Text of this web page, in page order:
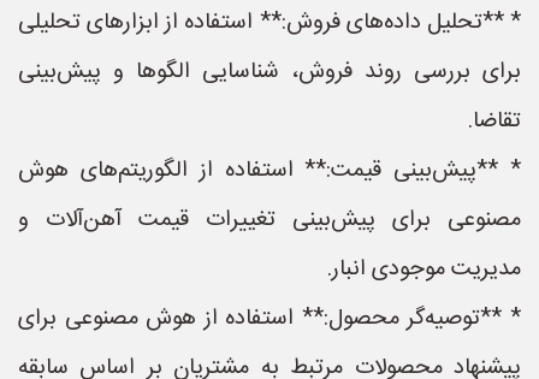
* **تحلیل داده‌های فروش:** استفاده از ابزارهای تحلیلی
برای بررسی روند فروش، شناسایی الگوها و پیش‌بینی
تقاضا.
* **پیش‌بینی قیمت:** استفاده از الگوریتم‌های هوش
مصنوعی برای پیش‌بینی تغییرات قیمت آهن‌آلات و
مدیریت موجودی انبار.
* **توصیه‌گر محصول:** استفاده از هوش مصنوعی برای
پیشنهاد محصولات مرتبط به مشتریان بر اساس سابقه